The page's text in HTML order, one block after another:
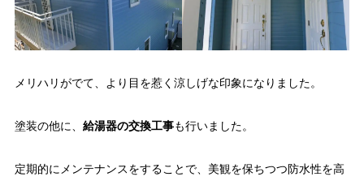
メリハリがでて、より目を惹く涼しげな印象になりました。
塗装の他に、 給湯器の交換工事も行いました。
定期的にメンテナンスをすることで、美観を保ちつつ防水性を高